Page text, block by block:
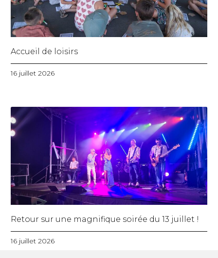
Accueil de loisirs
16 juillet 2026
Retour sur une magnifique soirée du 13 juillet !
16 juillet 2026